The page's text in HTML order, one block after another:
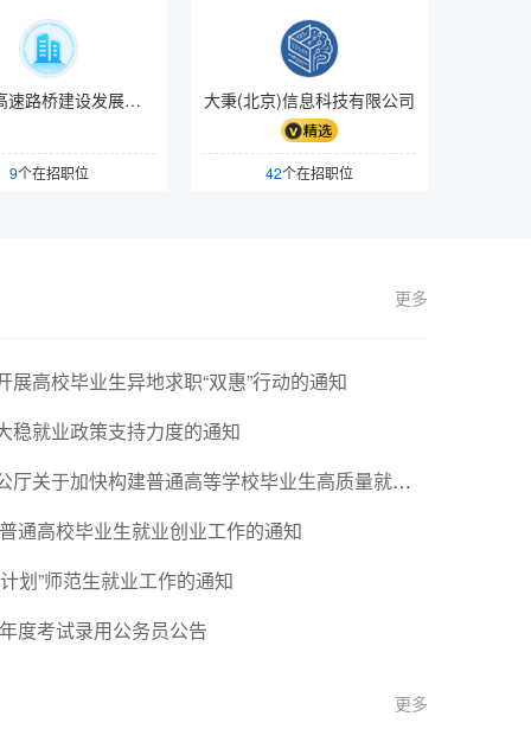
福建省高速路桥建设发展有限公司
9个在招职位
大秉(北京)信息科技有限公司
42个在招职位
更多
高校毕业生异地求职“双惠”行动的通知
稳就业政策支持力度的通知
快构建普通高等学校毕业生高质量就业服务体系的意见
通高校毕业生就业创业工作的通知
划”师范生就业工作的通知
度考试录用公务员公告
更多